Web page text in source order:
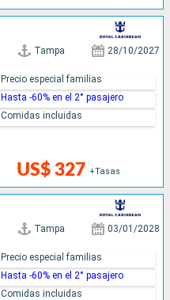
Tampa 28/10/2027
US$ 327 +Tasas
Precio especial familias
Hasta -60% en el 2° pasajero
Comidas incluidas
Tampa 03/01/2028
Precio especial familias
Hasta -60% en el 2° pasajero
Comidas incluidas